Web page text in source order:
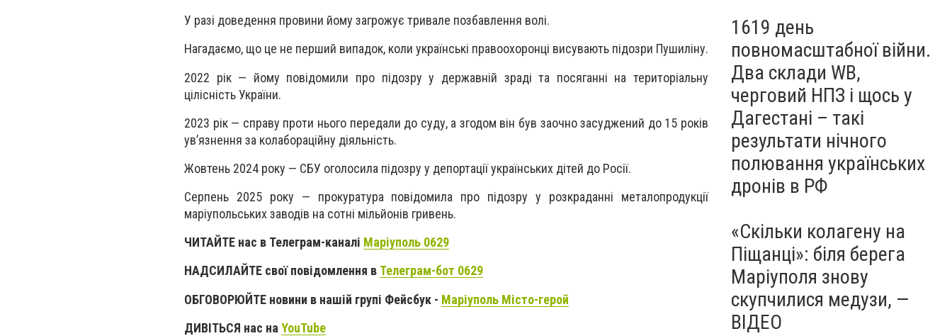
У разі доведення провини йому загрожує тривале позбавлення волі.
Нагадаємо, що це не перший випадок, коли українські правоохоронці висувають підозри Пушиліну.
2022 рік — йому повідомили про підозру у державній зраді та посяганні на територіальну
цілісність України.
2023 рік — справу проти нього передали до суду, а згодом він був заочно засуджений до 15 років
ув’язнення за колабораційну діяльність.
Жовтень 2024 року — СБУ оголосила підозру у депортації українських дітей до Росії.
Серпень 2025 року — прокуратура повідомила про підозру у розкраданні металопродукції
маріупольських заводів на сотні мільйонів гривень.
ЧИТАЙТЕ нас в Телеграм-каналі Маріуполь 0629
НАДСИЛАЙТЕ свої повідомлення в Телеграм-бот 0629
ОБГОВОРЮЙТЕ новини в нашій групі Фейсбук - Маріуполь Місто-герой
ДИВІТЬСЯ нас на YouTube
1619 день
повномасштабної війни.
Два склади WB,
черговий НПЗ і щось у
Дагестані – такі
результати нічного
полювання українських
дронів в РФ
«Скільки колагену на
Піщанці»: біля берега
Маріуполя знову
скупчилися медузи, —
ВІДЕО